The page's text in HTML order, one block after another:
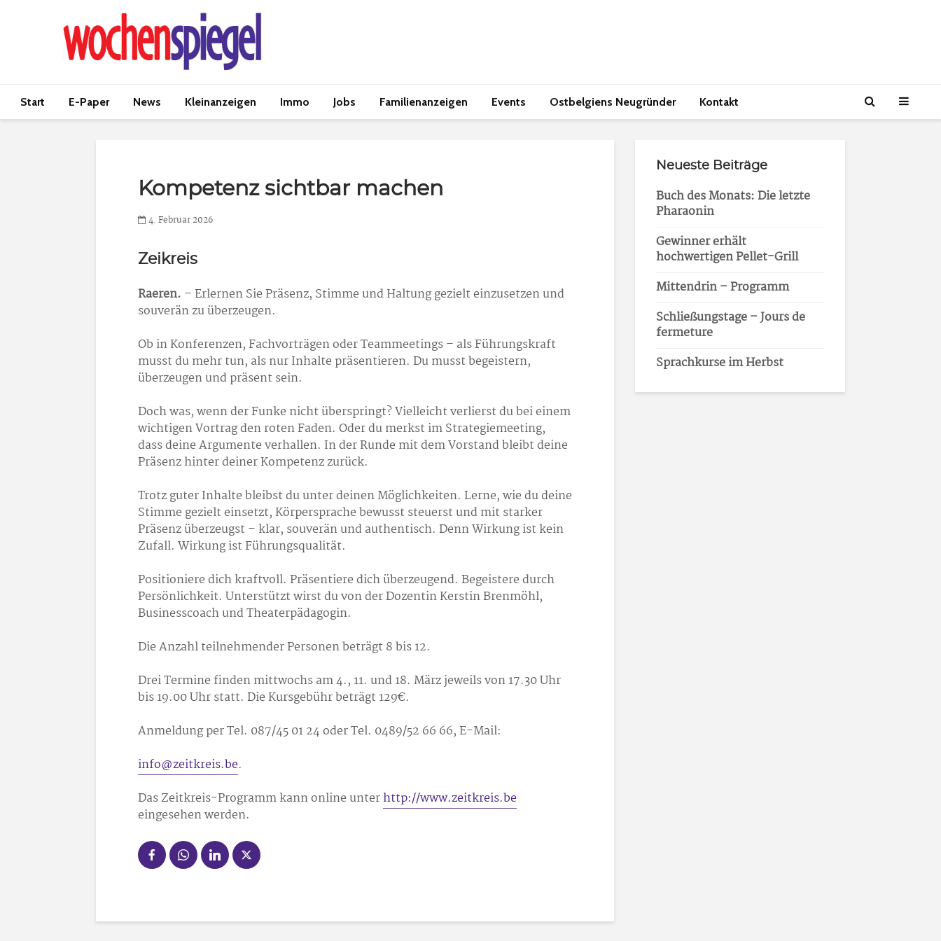
Start E-Paper News Kleinanzeigen Immo Jobs Familienanzeigen Events Ostbelgiens Neugründer Kontakt
Kompetenz sichtbar machen
4. Februar 2026
Zeikreis
Raeren. – Erlernen Sie Präsenz, Stimme und Haltung gezielt einzusetzen und
souverän zu überzeugen.
Ob in Konferenzen, Fachvorträgen oder Teammeetings – als Führungskraft
musst du mehr tun, als nur Inhalte präsentieren. Du musst begeistern,
überzeugen und präsent sein.
Doch was, wenn der Funke nicht überspringt? Vielleicht verlierst du bei einem
wichtigen Vortrag den roten Faden. Oder du merkst im Strategiemeeting,
dass deine Argumente verhallen. In der Runde mit dem Vorstand bleibt deine
Präsenz hinter deiner Kompetenz zurück.
Trotz guter Inhalte bleibst du unter deinen Möglichkeiten. Lerne, wie du deine
Stimme gezielt einsetzt, Körpersprache bewusst steuerst und mit starker
Präsenz überzeugst – klar, souverän und authentisch. Denn Wirkung ist kein
Zufall. Wirkung ist Führungsqualität.
Positioniere dich kraftvoll. Präsentiere dich überzeugend. Begeistere durch
Persönlichkeit. Unterstützt wirst du von der Dozentin Kerstin Brenmöhl,
Businesscoach und Theaterpädagogin.
Die Anzahl teilnehmender Personen beträgt 8 bis 12.
Drei Termine finden mittwochs am 4., 11. und 18. März jeweils von 17.30 Uhr
bis 19.00 Uhr statt. Die Kursgebühr beträgt 129€.
Anmeldung per Tel. 087/45 01 24 oder Tel. 0489/52 66 66, E-Mail:
info@zeitkreis.be.
Das Zeitkreis-Programm kann online unterhttp://www.zeitkreis.be
eingesehen werden.
Neueste Beiträge
Buch des Monats: Die letzte
Pharaonin
Gewinner erhält
hochwertigen Pellet-Grill
Mittendrin – Programm
Schließungstage – Jours de
fermeture
Sprachkurse im Herbst